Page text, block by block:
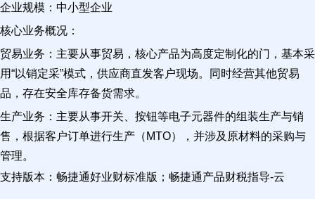
企业规模：中小型企业
核心业务概况：
贸易业务：主要从事贸易，核心产品为高度定制化的门，基本采
用“以销定采”模式，供应商直发客户现场。同时经营其他贸易
品，存在安全库存备货需求。
生产业务：主要从事开关、按钮等电子元器件的组装生产与销
售，根据客户订单进行生产（MTO），并涉及原材料的采购与
管理。
支持版本：畅捷通好业财标准版；畅捷通产品财税指导-云